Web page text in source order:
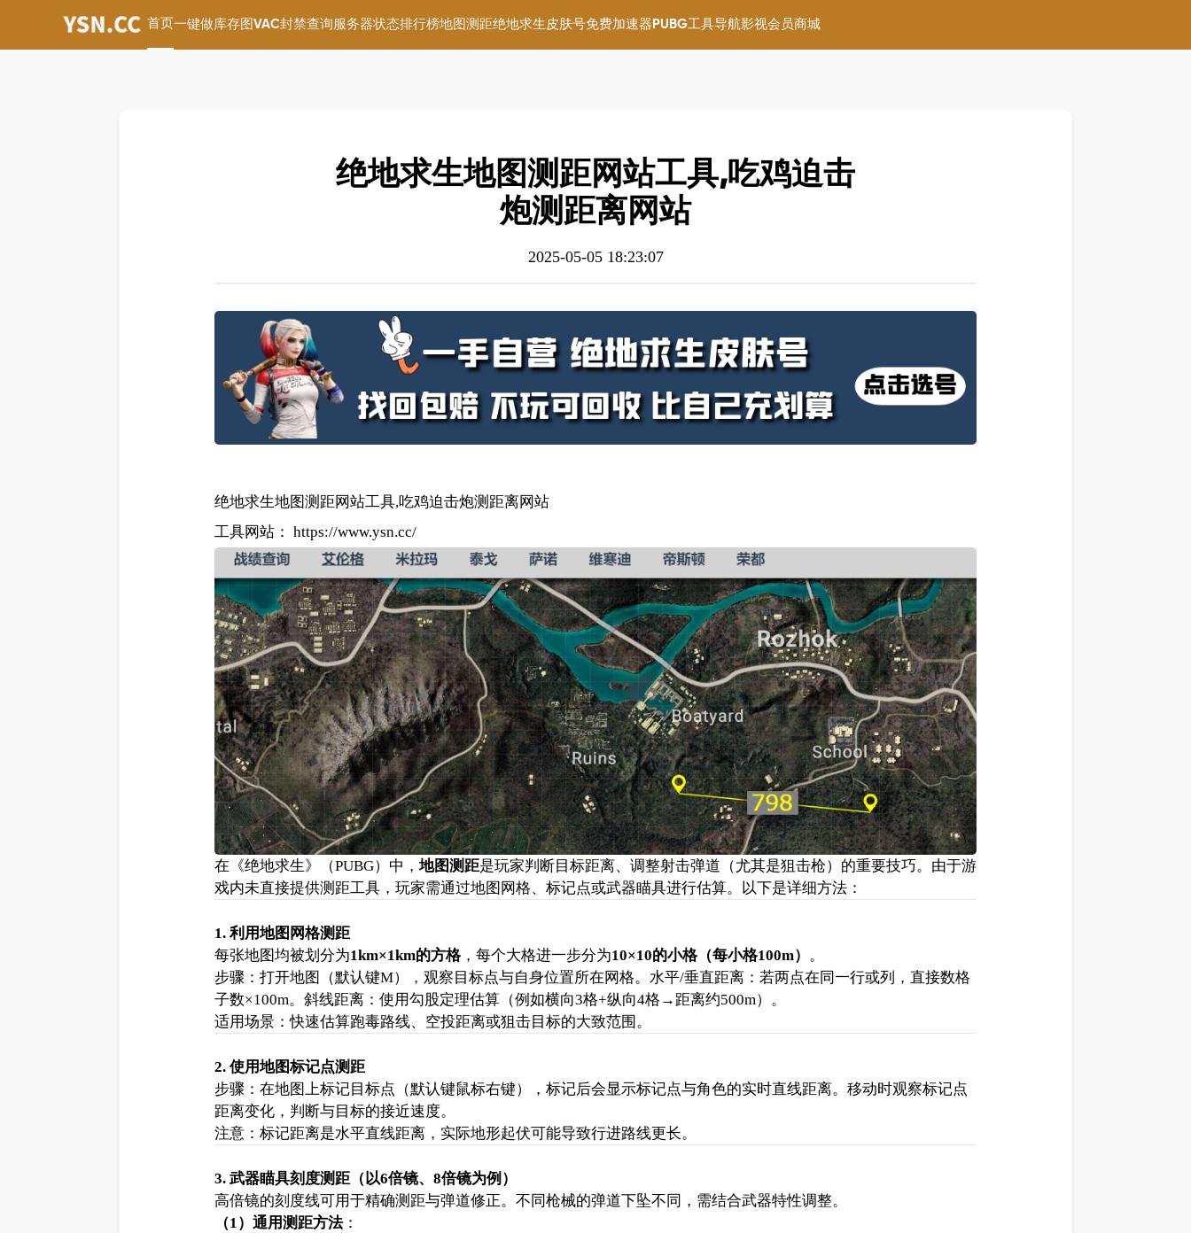
首页一键做库存图 VAC封禁查询 服务器状态排行榜地图测距绝地求生皮肤号免费加速器 PUBG工具导航影视会员商城
绝地求生地图测距网站工具,吃鸡迫击
炮测距离网站
2025-05-05 18:23:07
绝地求生地图测距网站工具,吃鸡迫击炮测距离网站
工具网站： https://www.ysn.cc/
在《绝地求生》（PUBG）中， 地图测距是玩家判断目标距离、调整射击弹道（尤其是狙击枪）的重要技巧。由于游
戏内未直接提供测距工具，玩家需通过地图网格、标记点或武器瞄具进行估算。以下是详细方法：
1. 利用地图网格测距
每张地图均被划分为1km×1km的方格，每个大格进一步分为10×10的小格（每小格100m） 。
步骤：打开地图（默认键M），观察目标点与自身位置所在网格。水平/垂直距离：若两点在同一行或列，直接数格
子数×100m。斜线距离：使用勾股定理估算（例如横向3格+纵向4格→距离约500m）。
适用场景：快速估算跑毒路线、空投距离或狙击目标的大致范围。
2. 使用地图标记点测距
步骤：在地图上标记目标点（默认键鼠标右键），标记后会显示标记点与角色的实时直线距离。移动时观察标记点
距离变化，判断与目标的接近速度。
注意：标记距离是水平直线距离，实际地形起伏可能导致行进路线更长。
3. 武器瞄具刻度测距（以6倍镜、8倍镜为例）
高倍镜的刻度线可用于精确测距与弹道修正。不同枪械的弹道下坠不同，需结合武器特性调整。
（1）通用测距方法：